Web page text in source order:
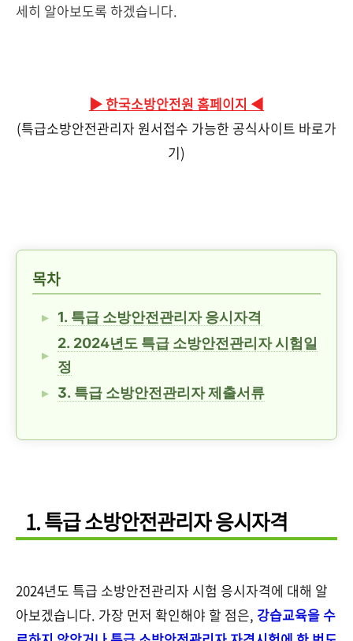
세히 알아보도록 하겠습니다.
▶ 한국소방안전원 홈페이지 ◀
(특급소방안전관리자 원서접수 가능한 공식사이트 바로가
기)
목차
1. 특급 소방안전관리자 응시자격
2. 2024년도 특급 소방안전관리자 시험일
정
3. 특급 소방안전관리자 제출서류
1. 특급 소방안전관리자 응시자격
2024년도 특급 소방안전관리자 시험 응시자격에 대해 알
아보겠습니다. 가장 먼저 확인해야 할 점은, 강습교육을 수